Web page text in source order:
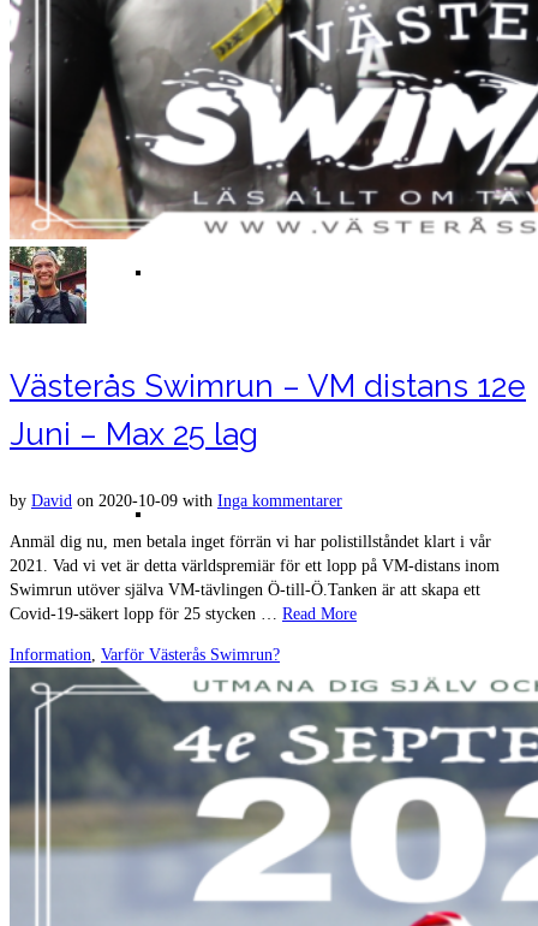
Sveriges tredje bästa tävling 2016!
Resultat
BUTIK & ANMÄLAN
Västerås Swimrun – VM distans 12e
Juni – Max 25 lag
by David on 2020-10-09 with Inga kommentarer
Anmäl dig nu, men betala inget förrän vi har polistillståndet klart i vår
2021. Vad vi vet är detta världspremiär för ett lopp på VM-distans inom
Swimrun utöver själva VM-tävlingen Ö-till-Ö.Tanken är att skapa ett
Covid-19-säkert lopp för 25 stycken … Read More
Information, Varför Västerås Swimrun?